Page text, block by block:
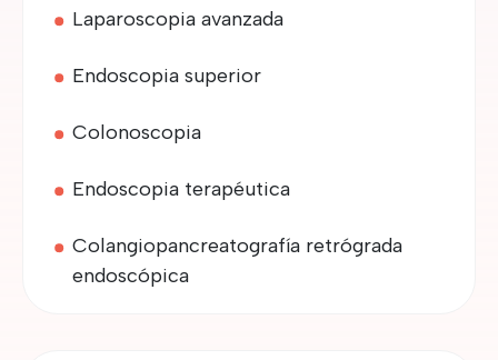
Laparoscopia avanzada
Endoscopia superior
Colonoscopia
Endoscopia terapéutica
Colangiopancreatografía retrógrada
endoscópica